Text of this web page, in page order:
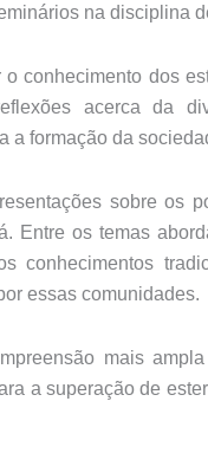
na disciplina
conhecimento dos
acerca da
a formação da
sobre os
Entre os temas
conhecimentos
essas comunidades.
mais
a superação de